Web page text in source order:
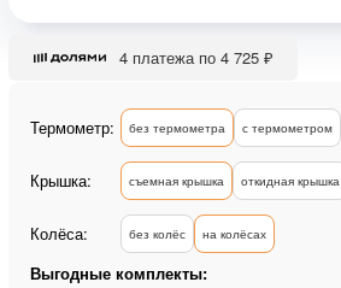
4 платежа по 4 725 ₽
Термометр: без термометра с термометром
Крышка: съемная крышка откидная крышка
Колёса: без колёс на колёсах
Выгодные комплекты: